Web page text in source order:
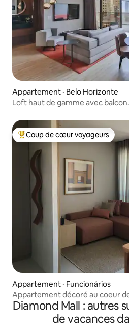
Appartement · Belo Horizonte
Loft haut de gamme avec balcon.
Coup de cœur voyageurs parmi
Coup de cœur voyageurs
Appartement · Funcionários
Appartement décoré au coeur
Diamond Mall : autres
de vacances